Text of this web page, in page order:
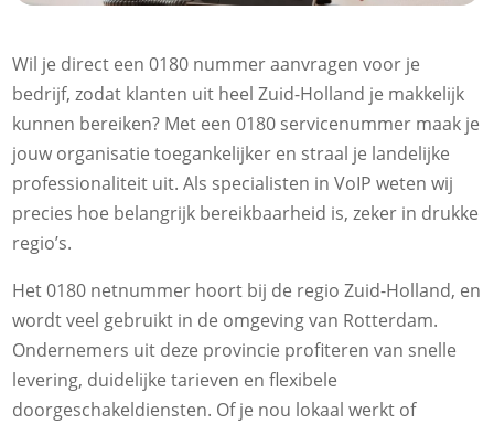
Wil je direct een 0180 nummer aanvragen voor je
bedrijf, zodat klanten uit heel Zuid-Holland je makkelijk
kunnen bereiken? Met een 0180 servicenummer maak je
jouw organisatie toegankelijker en straal je landelijke
professionaliteit uit. Als specialisten in VoIP weten wij
precies hoe belangrijk bereikbaarheid is, zeker in drukke
regio’s.
Het 0180 netnummer hoort bij de regio Zuid-Holland, en
wordt veel gebruikt in de omgeving van Rotterdam.
Ondernemers uit deze provincie profiteren van snelle
levering, duidelijke tarieven en flexibele
doorgeschakeldiensten. Of je nou lokaal werkt of